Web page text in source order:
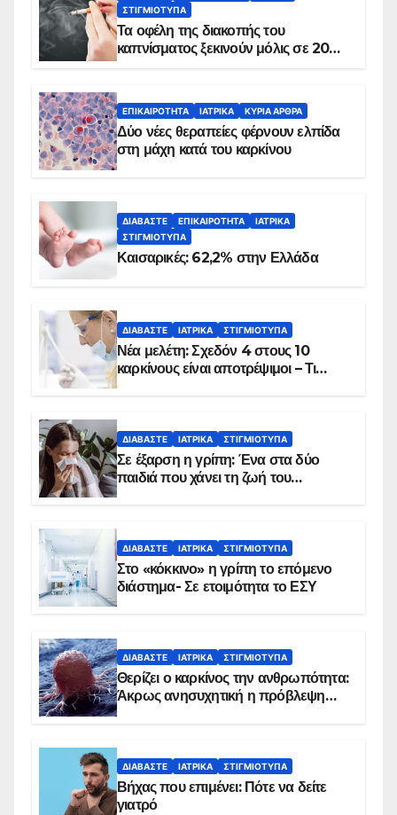
ΣΤΙΓΜΙΌΤΥΠΑ
Τα οφέλη της διακοπής του
καπνίσματος ξεκινούν μόλις σε 20
ΕΠΙΚΑΙΡΌΤΗΤΑ ΙΑΤΡΙΚΆ ΚΥΡΙΑ ΑΡΘΡΑ
Δύο νέες θεραπείες φέρνουν ελπίδα
στη μάχη κατά του καρκίνου
ΔΙΑΒΆΣΤΕ ΕΠΙΚΑΙΡΌΤΗΤΑ
ΙΑΤΡΙΚΆ
ΣΤΙΓΜΙΌΤΥΠΑ
Καισαρικές: 62,2% στην Ελλάδα
ΔΙΑΒΆΣΤΕ ΙΑΤΡΙΚΆ ΣΤΙΓΜΙΌΤΥΠΑ
Νέα μελέτη: Σχεδόν 4 στους 10
καρκίνους είναι αποτρέψιμοι – Τι
ΔΙΑΒΆΣΤΕ ΙΑΤΡΙΚΆ ΣΤΙΓΜΙΌΤΥΠΑ
Σε έξαρση η γρίπη: Ένα στα δύο
παιδιά που χάνει τη ζωή του
ΔΙΑΒΆΣΤΕ ΙΑΤΡΙΚΆ ΣΤΙΓΜΙΌΤΥΠΑ
Στο «κόκκινο» η γρίπη το επόμενο
διάστημα- Σε ετοιμότητα το ΕΣΥ
ΔΙΑΒΆΣΤΕ ΙΑΤΡΙΚΆ ΣΤΙΓΜΙΌΤΥΠΑ
Θερίζει ο καρκίνος την ανθρωπότητα:
Άκρως ανησυχητική η πρόβλεψη…
ΔΙΑΒΆΣΤΕ ΙΑΤΡΙΚΆ ΣΤΙΓΜΙΌΤΥΠΑ
Βήχας που επιμένει: Πότε να δείτε
γιατρό